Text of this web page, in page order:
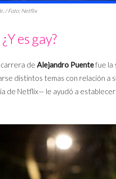
/ Foto: Netflix
¿Y es gay?
de Alejandro Puentefue la
distintos temas con relación a
de Netflix— le ayudó a